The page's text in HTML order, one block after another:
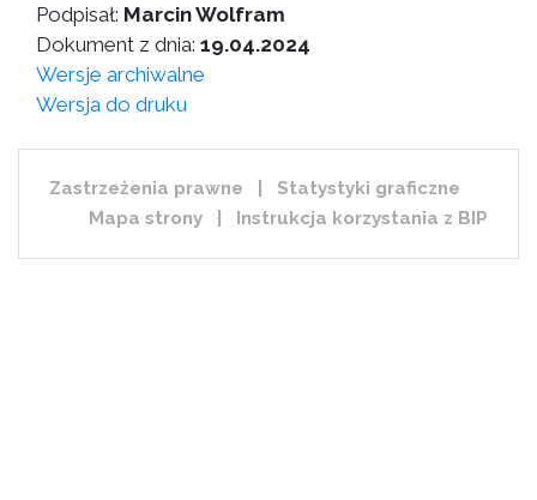
Podpisał: Marcin Wolfram
Dokument z dnia: 19.04.2024
Wersje archiwalne
Wersja do druku
Zastrzeżenia prawne
Statystyki graficzne
Mapa strony
Instrukcja korzystania z BIP